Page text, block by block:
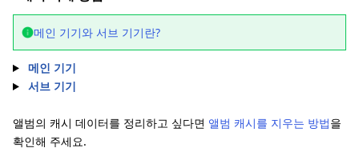
메인 기기와 서브 기기란?
메인 기기
서브 기기
앨범의 캐시 데이터를 정리하고 싶다면 앨범 캐시를 지우는 방법을
확인해 주세요.